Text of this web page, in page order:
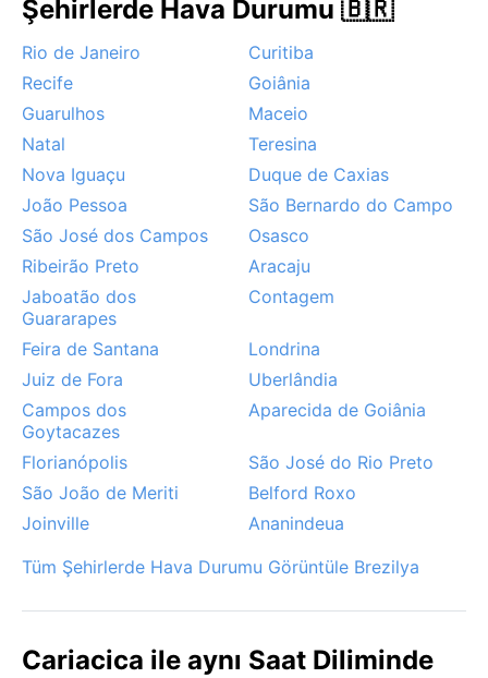
Şehirlerde Hava Durumu 🇧🇷
Rio de Janeiro
Curitiba
Recife
Goiânia
Guarulhos
Maceio
Natal
Teresina
Nova Iguaçu
Duque de Caxias
João Pessoa
São Bernardo do Campo
São José dos Campos
Osasco
Ribeirão Preto
Aracaju
Jaboatão dos
Guararapes
Contagem
Feira de Santana
Londrina
Juiz de Fora
Uberlândia
Campos dos
Goytacazes
Aparecida de Goiânia
Florianópolis
São José do Rio Preto
São João de Meriti
Belford Roxo
Joinville
Ananindeua
Tüm Şehirlerde Hava Durumu Görüntüle Brezilya
Cariacica ile aynı Saat Diliminde